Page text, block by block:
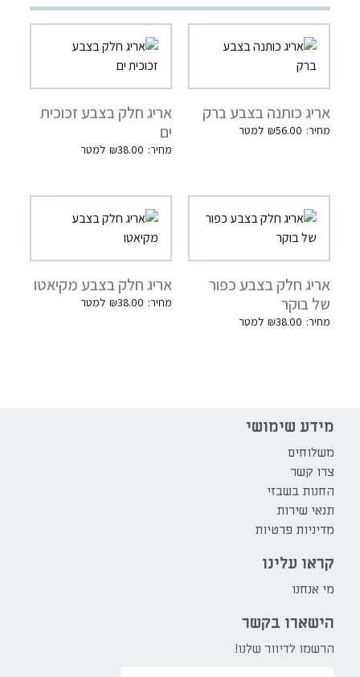
אריג כותנה בצבע ברק
₪56.00
אריג חלק בצבע זכוכית
ים
₪38.00
אריג חלק בצבע כפור
של בוקר
₪38.00
אריג חלק בצבע מקיאטו
₪38.00
מידע שימושי
משלוחים
צרו קשר
החנות בשבזי
תנאי שירות
מדיניות פרטיות
קראו עלינו
מי אנחנו
הישארו בקשר
הרשמו לדיוור שלנו!